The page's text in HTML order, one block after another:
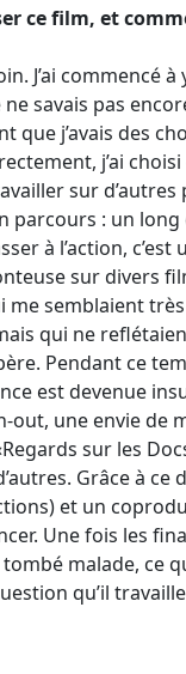
ce film, et
J’ai commencé
ne savais pas
j’avais des
j’ai
sur d’autres
parcours : un
à l’action,
sur divers
semblaient très
qui ne
Pendant ce
est devenue
out, une envie de
sur les
Grâce à
et un
Une fois les
malade, ce
qu’il